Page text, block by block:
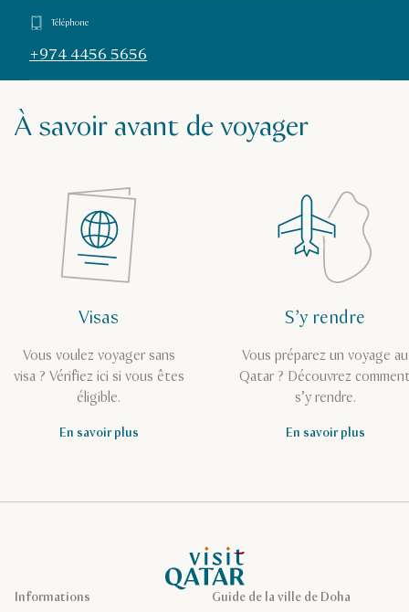
Téléphone
+974 4456 5656
À savoir avant de voyager
Visas
Vous voulez voyager sans
visa ? Vérifiez ici si vous êtes
éligible.
En savoir plus
S’y rendre
Vous préparez un voyage au
Qatar ? Découvrez
s’y rendre.
En savoir plus
Page d’accueil de Visit Qatar
Guide de la ville de Doha
Informations